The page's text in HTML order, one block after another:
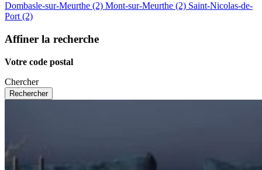
Dombasle-sur-Meurthe (2) Mont-sur-Meurthe (2) Saint-Nicolas-de-
Port (2)
Affiner la recherche
Votre code postal
Chercher